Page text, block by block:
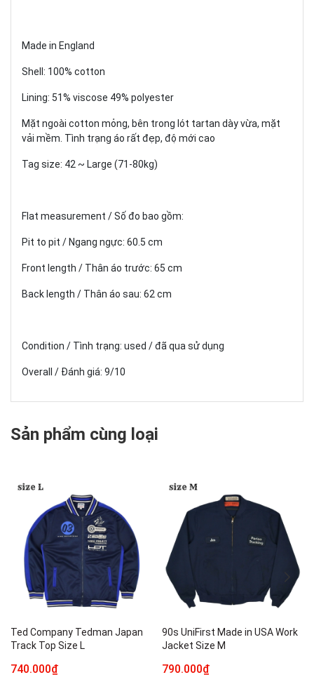
Made in England
Shell: 100% cotton
Lining: 51% viscose 49% polyester
Mặt ngoài cotton mỏng, bên trong lót tartan dày vừa, mặt
vải mềm. Tình trạng áo rất đẹp, độ mới cao
Tag size: 42 ~ Large (71-80kg)
Flat measurement / Số đo bao gồm:
Pit to pit / Ngang ngực: 60.5 cm
Front length / Thân áo trước: 65 cm
Back length / Thân áo sau: 62 cm
Condition / Tình trạng: used / đã qua sử dụng
Overall / Đánh giá: 9/10
Sản phẩm cùng loại
Ted Company Tedman Japan
Track Top Size L
740.000₫
90s UniFirst Made in USA Work
Jacket Size M
790.000₫